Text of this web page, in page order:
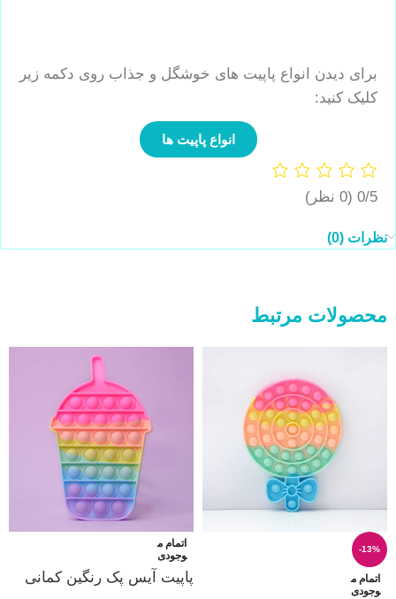
برای دیدن انواع پاپیت های خوشگل و جذاب روی دکمه زیر
کلیک کنید:
انواع پاپیت ها
0/5 (0 نظر)
نظرات (0)
محصولات مرتبط
-13%
اتمام م
وجودی
اتمام م
وجودی
پاپیت آیس پک رنگین کمانی